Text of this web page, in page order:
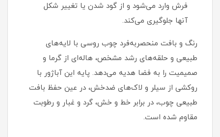
فرش وارد می‌شود و از گود شدن یا تغییر شکل
آنها جلوگیری می‌کند.
رنگ و بافت منحصر‌به‌فرد چوب روسی با لایه‌های
طبیعی و حلقه‌های رشد مشخص، هاله‌ای از گرما و
صمیمیت را به فضا هدیه می‌دهد. پایه این آباژور با
روکشی از سیلر و لاک‌های ضدخش، در عین حفظ بافت
طبیعی چوب، در برابر خط و خش، گرد و غبار و رطوبت
مقاوم شده است.